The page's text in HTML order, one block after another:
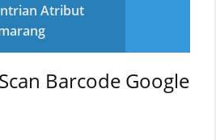
Atribut
Barcode Google